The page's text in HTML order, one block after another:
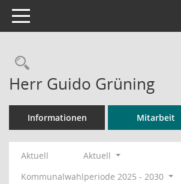
Toggle navigation
Rechercheauswahl
Herr Guido Grüning
Informationen Mitarbeit
Aktuell
Aktuell
Kommunalwahlperiode 2025 - 2030